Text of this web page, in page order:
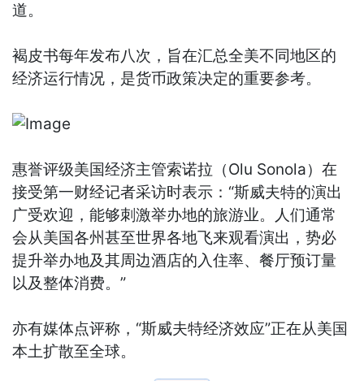
道。
褐皮书每年发布八次，旨在汇总全美不同地区的
经济运行情况，是货币政策决定的重要参考。
惠誉评级美国经济主管索诺拉（Olu Sonola）在
接受第一财经记者采访时表示：“斯威夫特的演出
广受欢迎，能够刺激举办地的旅游业。人们通常
会从美国各州甚至世界各地飞来观看演出，势必
提升举办地及其周边酒店的入住率、餐厅预订量
以及整体消费。”
亦有媒体点评称，“斯威夫特经济效应”正在从美国
本土扩散至全球。